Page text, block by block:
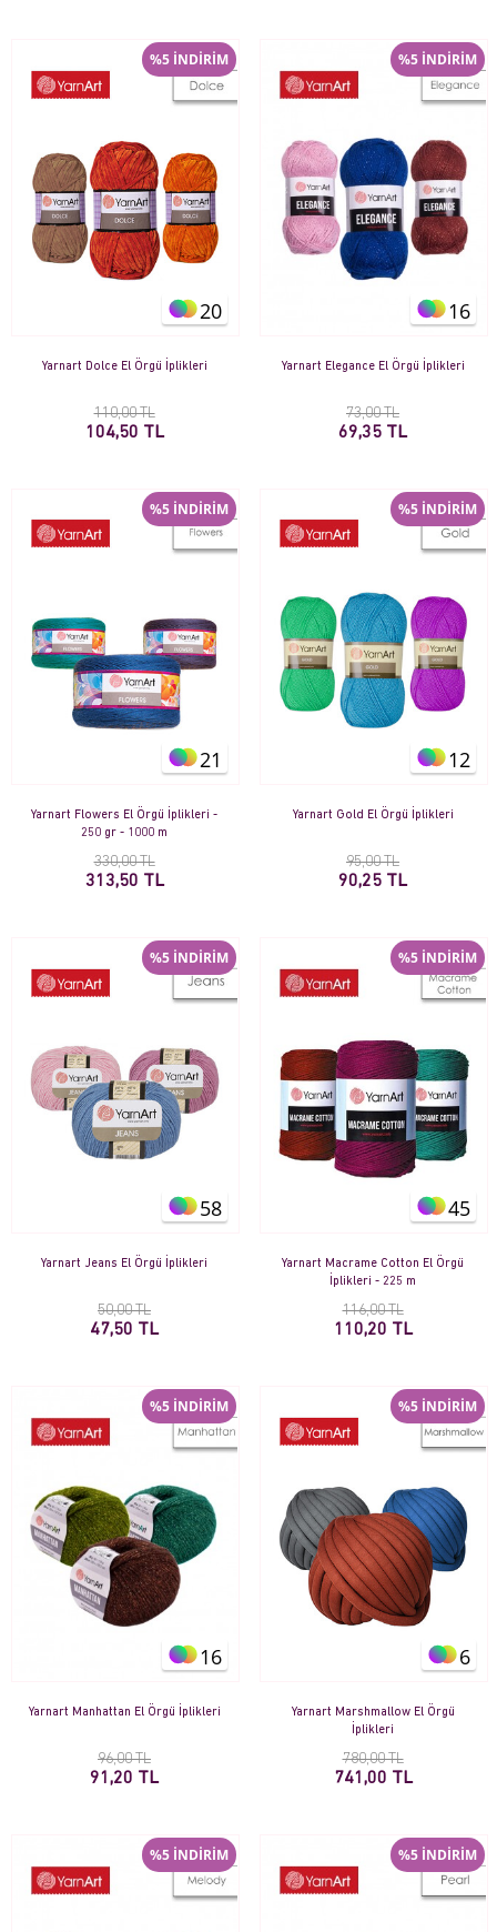
20
%5 İNDİRİM
Yarnart Dolce El Örgü İplikleri
110,00 TL
104,50 TL
16
%5 İNDİRİM
Yarnart Elegance El Örgü İplikleri
73,00 TL
69,35 TL
21
%5 İNDİRİM
Yarnart Flowers El Örgü İplikleri -
250 gr - 1000 m
330,00 TL
313,50 TL
12
%5 İNDİRİM
Yarnart Gold El Örgü İplikleri
95,00 TL
90,25 TL
58
%5 İNDİRİM
Yarnart Jeans El Örgü İplikleri
50,00 TL
47,50 TL
45
%5 İNDİRİM
Yarnart Macrame Cotton El Örgü
İplikleri - 225 m
116,00 TL
110,20 TL
16
%5 İNDİRİM
Yarnart Manhattan El Örgü İplikleri
96,00 TL
91,20 TL
6
%5 İNDİRİM
Yarnart Marshmallow El Örgü
İplikleri
780,00 TL
741,00 TL
%5 İNDİRİM %5 İNDİRİM